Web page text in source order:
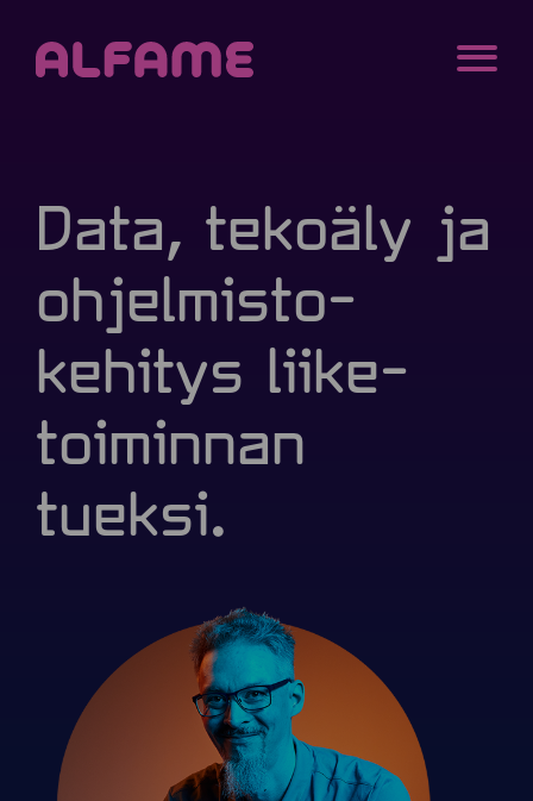
Alfame
MENU
Data, tekoäly ja
ohjelmisto­
kehitys liike­
toiminnan
tueksi.